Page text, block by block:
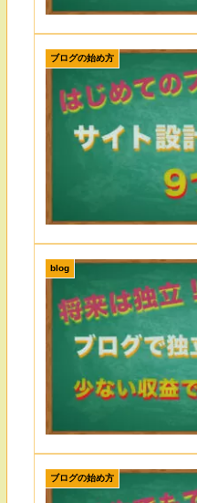
ブログの始め方
blog
ブログの始め方